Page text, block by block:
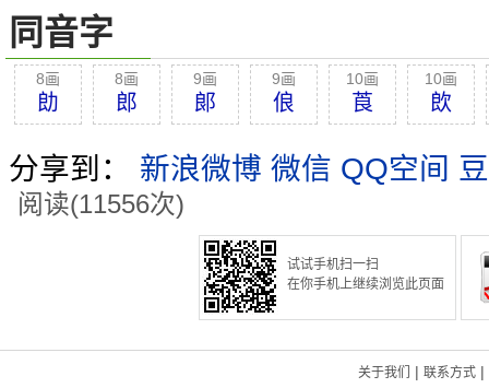
同音字
8画
勆
8画
郎
9画
郞
9画
俍
10画
莨
10画
欴
分享到： 新浪微博 微信 QQ空间
阅读(11556次)
试试手机扫一扫
在你手机上继续浏览此页面
关于我们 | 联系方式|